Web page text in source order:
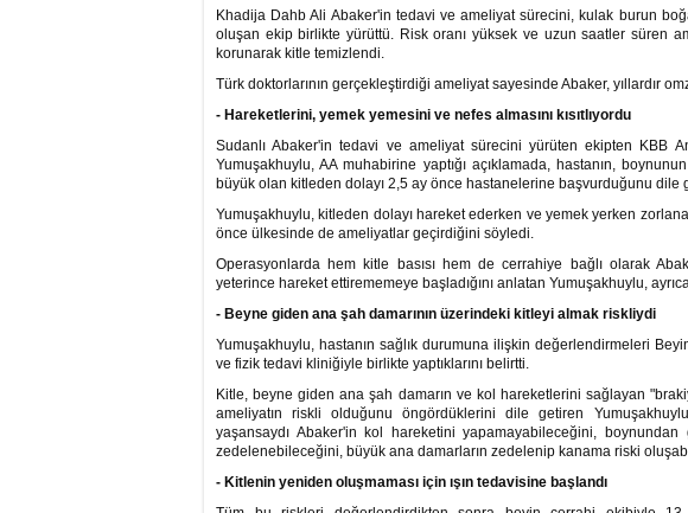
Khadija Dahb Ali Abaker'in tedavi ve ameliyat sürecini, kulak burun
oluşan ekip birlikte yürüttü. Risk oranı yüksek ve uzun saatler süren
korunarak kitle temizlendi.
Türk doktorlarının gerçekleştirdiği ameliyat sayesinde Abaker, yıllardır
- Hareketlerini, yemek yemesini ve nefes almasını kısıtlıyordu
Sudanlı Abaker'in tedavi ve ameliyat sürecini yürüten ekipten KBB
Yumuşakhuylu, AA muhabirine yaptığı açıklamada, hastanın,
büyük olan kitleden dolayı 2,5 ay önce hastanelerine başvurduğunu dile
Yumuşakhuylu, kitleden dolayı hareket ederken ve yemek yerken
önce ülkesinde de ameliyatlar geçirdiğini söyledi.
Operasyonlarda hem kitle basısı hem de cerrahiye bağlı olarak
yeterince hareket ettirememeye başladığını anlatan Yumuşakhuylu,
- Beyne giden ana şah damarının üzerindeki kitleyi almak riskliydi
Yumuşakhuylu, hastanın sağlık durumuna ilişkin değerlendirmeleri
ve fizik tedavi kliniğiyle birlikte yaptıklarını belirtti.
Kitle, beyne giden ana şah damarın ve kol hareketlerini sağlayan
ameliyatın riskli olduğunu öngördüklerini dile getiren
yaşansaydı Abaker'in kol hareketini yapamayabileceğini,
zedelenebileceğini, büyük ana damarların zedelenip kanama riski
- Kitlenin yeniden oluşmaması için ışın tedavisine başlandı